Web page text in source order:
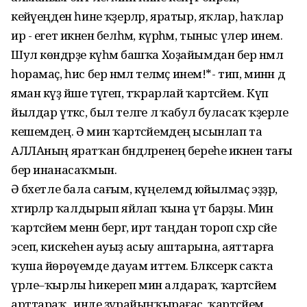
кейәүеңден һине ҡәҙерләр, яратыр, яҡлар, һаҡлар
ир - егет икәнен белһәм, күрһәм, тыныс үлер инем.
Шул көндәрҙе күһәм башҡа Хоҙайымдан бер нәмәлә
һорамаҫ, һис бер нәмәлә теләмәҫ инем!*- тип, минән дә
яман күҙ йәше түгеп, тәҡрарлай ҡартәсәйем. Күп
йылдар үткәс, был теләге лә ҡабул буласаҡ ҡәҙерле
кешемдең. Ә мин ҡартәсәйемдең ысынлап та
АЛЛАның яратҡан бәндәләренең береһе икәненә тағы
бер инанасаҡмын.
Ә бәхетле бала сағым, күңелемдә юйылмаҫ эҙҙәр,
хәтирәләр ҡалдырып яйлап ҡына үтә барҙы. Мин
ҡартәсәйем менән бергә, иртә таңдан тороп сәхәр сәйе
эсеп, кискеһен ауыҙ асыу аштарына, аяттарға
ҡуша йөрөүемде дауам иттем. Бәләкәсерәк саҡта
үрле–ҡырлы һикереп мин алдараҡ, ҡартәсәйем